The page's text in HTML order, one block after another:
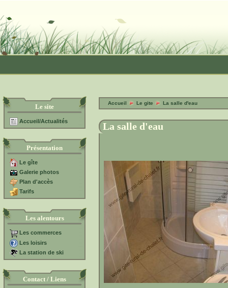
Le site
Accueil/Actualités
Présentation
Le gîte
Galerie photos
Plan d'accès
Tarifs
Les alentours
Les commerces
Les loisirs
La station de ski
Contact / Liens
Accueil Le gite La salle d'eau
La salle d'eau